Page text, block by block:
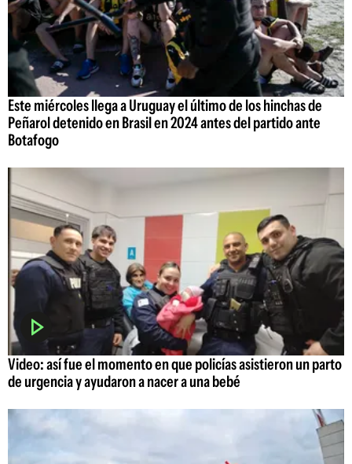
Este miércoles llega a Uruguay el último de los hinchas de
Peñarol detenido en Brasil en 2024 antes del partido ante
Botafogo
Video: así fue el momento en que policías asistieron un parto
de urgencia y ayudaron a nacer a una bebé